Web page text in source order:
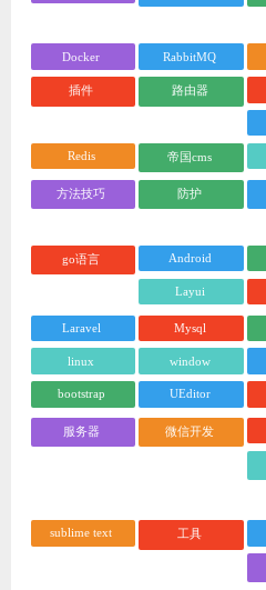
Docker RabbitMQ
插件 路由器
Redis 帝国cms
方法技巧 防护
go语言 Android
Layui
Laravel Mysql
linux window
bootstrap UEditor
服务器 微信开发
sublime text 工具